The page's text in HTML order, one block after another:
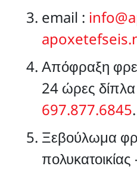
email :
Απόφραξη
24 ώρες
697.877.6845.
Ξεβούλωμα
πολυκατοικίας